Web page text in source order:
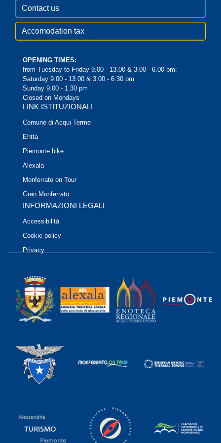
Contact us
Accomodation tax
OPENING TIMES:
from Tuesday to Friday 9.00 - 13.00 & 3.00 - 6.00 pm;
Saturday 9.00 - 13.00 & 3.00 - 6.30 pm
Sunday 9.00 - 1.30 pm
Closed on Mondays
LINK ISTITUZIONALI
Comune di Acqui Terme
Ehtta
Piemonte bike
Alexala
Monferrato on Tour
Gran Monferrato
INFORMAZIONI LEGALI
Accessibilità
Cookie policy
Privacy